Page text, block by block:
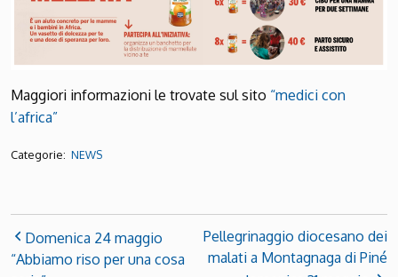
Maggiori informazioni le trovate sul sito “medici con
l’africa”
Categorie: NEWS
Domenica 24 maggio
“Abbiamo riso per una cosa
Pellegrinaggio diocesano dei
malati a Montagnaga di Piné